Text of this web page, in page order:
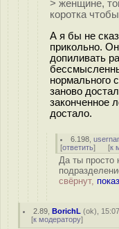
> женщине,
коротка
А я бы не
прикольно.
допиливать
нормального
заново
законченное
достало.
6.198 ,
[ответить] [к
Да ты просто
свёрнут,
2.89 ,BorichL (ok),
[к модератору]